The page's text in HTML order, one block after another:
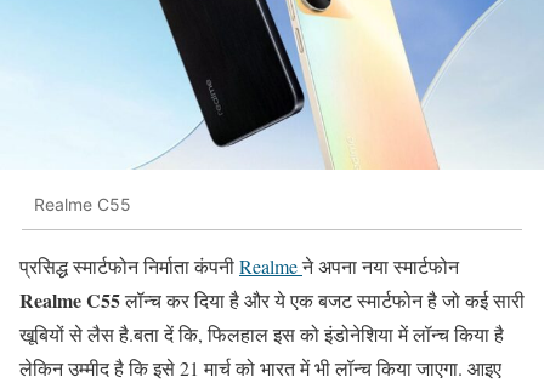
Realme C55
प्रसिद्ध स्मार्टफोन निर्माता कंपनीRealmeने अपना नया स्मार्टफोन
Realme C55लॉन्च कर दिया है और ये एक बजट स्मार्टफोन है जो कई सारी
खूबियों से लैस है.बता दें कि, फिलहाल इस को इंडोनेशिया में लॉन्च किया है
लेकिन उम्मीद है कि इसे 21 मार्च को भारत में भी लॉन्च किया जाएगा. आइए